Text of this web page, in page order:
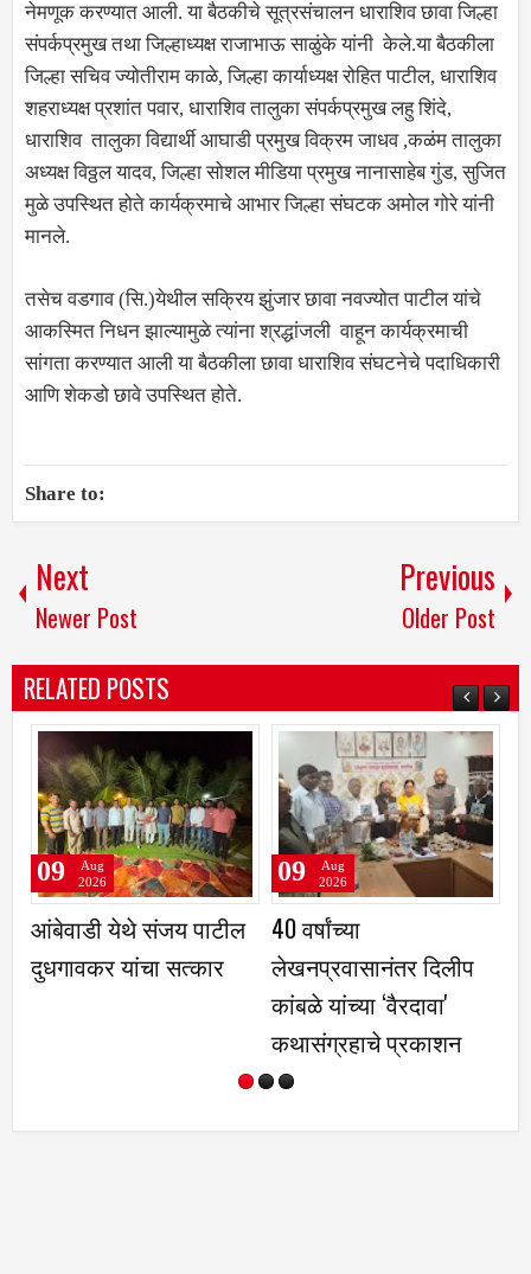
नेमणूक करण्यात आली. या बैठकीचे सूत्रसंचालन धाराशिव छावा जिल्हा
संपर्कप्रमुख तथा जिल्हाध्यक्ष राजाभाऊ साळुंके यांनी केले.या बैठकीला
जिल्हा सचिव ज्योतीराम काळे, जिल्हा कार्याध्यक्ष रोहित पाटील, धाराशिव
शहराध्यक्ष प्रशांत पवार, धाराशिव तालुका संपर्कप्रमुख लहु शिंदे,
धाराशिव तालुका विद्यार्थी आघाडी प्रमुख विक्रम जाधव ,कळंम तालुका
अध्यक्ष विठ्ठल यादव, जिल्हा सोशल मीडिया प्रमुख नानासाहेब गुंड, सुजित
मुळे उपस्थित होते कार्यक्रमाचे आभार जिल्हा संघटक अमोल गोरे यांनी
मानले.
तसेच वडगाव (सि.)येथील सक्रिय झुंजार छावा नवज्योत पाटील यांचे
आकस्मित निधन झाल्यामुळे त्यांना श्रद्धांजली वाहून कार्यक्रमाची
सांगता करण्यात आली या बैठकीला छावा धाराशिव संघटनेचे पदाधिकारी
आणि शेकडो छावे उपस्थित होते.
Share to:
Next
Newer Post
Previous
Older Post
RELATED POSTS
आंबेवाडी येथे संजय पाटील
दुधगावकर यांचा सत्कार
09
Aug
2026
40 वर्षांच्या
लेखनप्रवासानंतर दिलीप
कांबळे यांच्या ‌‘वैरदावा'
कथासंग्रहाचे प्रकाशन
09
Aug
2026